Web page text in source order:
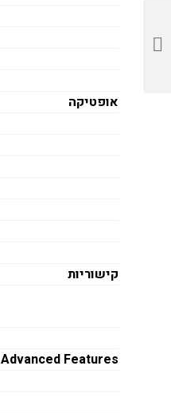
אופטיקה
קישוריות
Advanced Features